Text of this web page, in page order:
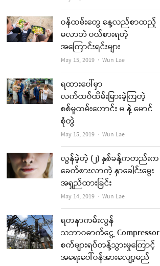
ဝန်ထမ်းတွေ နေ့လည်စာထည့်
မလာဘဲ ဝယ်စားရတဲ့
အကြောင်းရင်းများ
May 15, 2019 Author
Wun Lae
ရထားပေါ်မှာ
လက်ထပ်ထိမ်းမြားခဲ့ကြတဲ့
စစ်မှုထမ်းဟောင်း မ နဲ့ မောင်
စုံတွဲ
May 15, 2019 Author
Wun Lae
လွန်ခဲ့တဲ့ (၂) နှစ်ခန့်ကတည်းက
ခေတ်စားလာတဲ့ နှာခေါင်းမွေး
အရှည်ထားခြင်း
May 14, 2019 Author
Wun Lae
ရတနာကမ်းလွန်
သဘာဝဓာတ်ငွေ့ Compressor
စက်များရပ်တန့်သွားမှုကြောင့်
အရေးပေါ်ဝန်အားလျော့မည်